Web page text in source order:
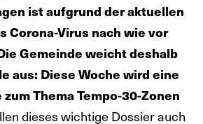
ist aufgrund der aktuellen
Corona-Virus nach wie vor
Gemeinde weicht deshalb
aus: Diese Woche wird eine
Thema Tempo-30-Zonen
dieses wichtige Dossier auch